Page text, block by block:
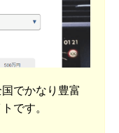
でかなり豊富
です。